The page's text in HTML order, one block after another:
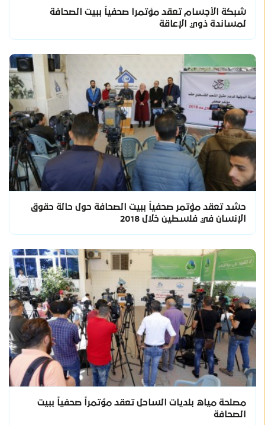
شبكة الأجسام تعقد مؤتمرا صحفياً ببيت الصحافة
لمساندة ذوي الإعاقة
حشد تعقد مؤتمر صحفياً ببيت الصحافة حول حالة حقوق
الإنسان في فلسطين خلال 2018
مصلحة مياه بلديات الساحل تعقد مؤتمراً صحفياً ببيت
الصحافة